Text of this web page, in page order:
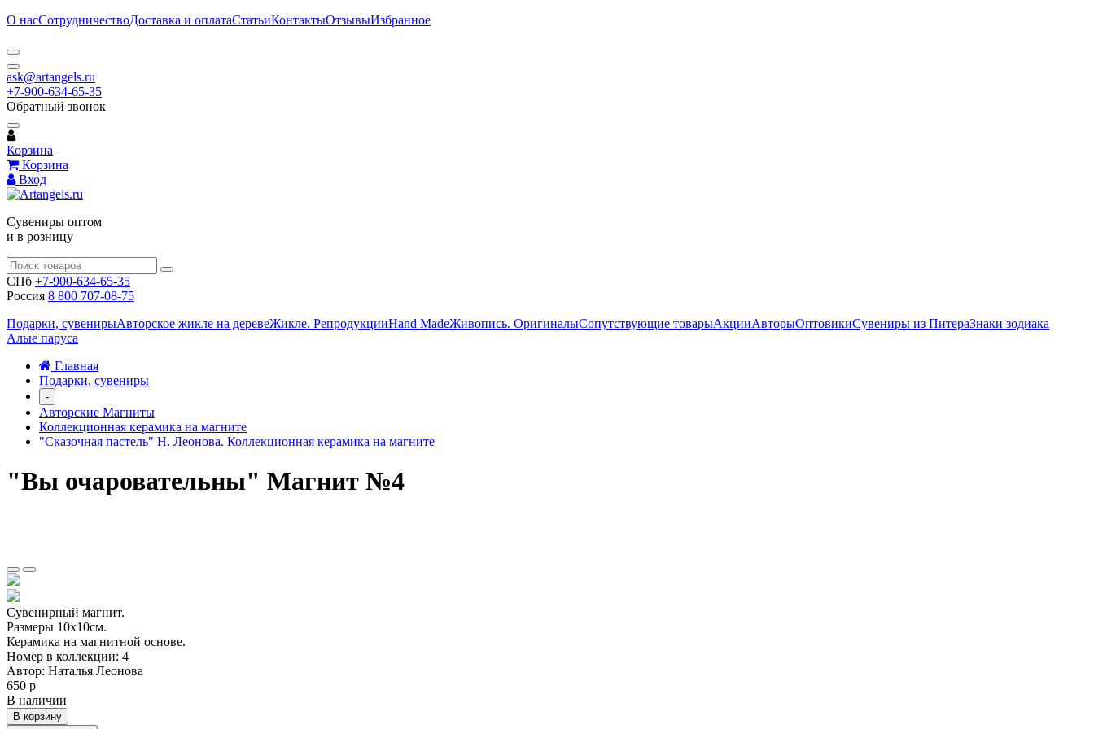
О насСотрудничествоДоставка и оплатаСтатьиКонтактыОтзывыИзбранное
ask@artangels.ru
+7-900-634-65-35
Обратный звонок
Корзина
Корзина
Вход
Сувениры оптом
и в розницу
СПб +7-900-634-65-35
Россия 8 800 707-08-75
Подарки, сувенирыАвторское жикле на деревеЖикле. РепродукцииHand MadeЖивопись. ОригиналыСопутствующие товарыАкцииАвторыОптовикиСувениры из ПитераЗнаки зодиака
Алые паруса
Главная
Подарки, сувениры
-
Авторские Магниты
Коллекционная керамика на магните
"Сказочная пастель" Н. Леонова. Коллекционная керамика на магните
"Вы очаровательны" Магнит №4
Сувенирный магнит.
Размеры 10х10см.
Керамика на магнитной основе.
Номер в коллекции: 4
Автор: Наталья Леонова
650 р
В наличии
В корзину